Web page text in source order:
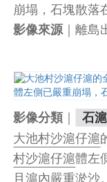
崩塌，石塊散落
影像來源｜離島
影像分類｜ 石滬
大池村沙滬仔滬
村沙滬仔滬體左
且滬內嚴重淤沙。